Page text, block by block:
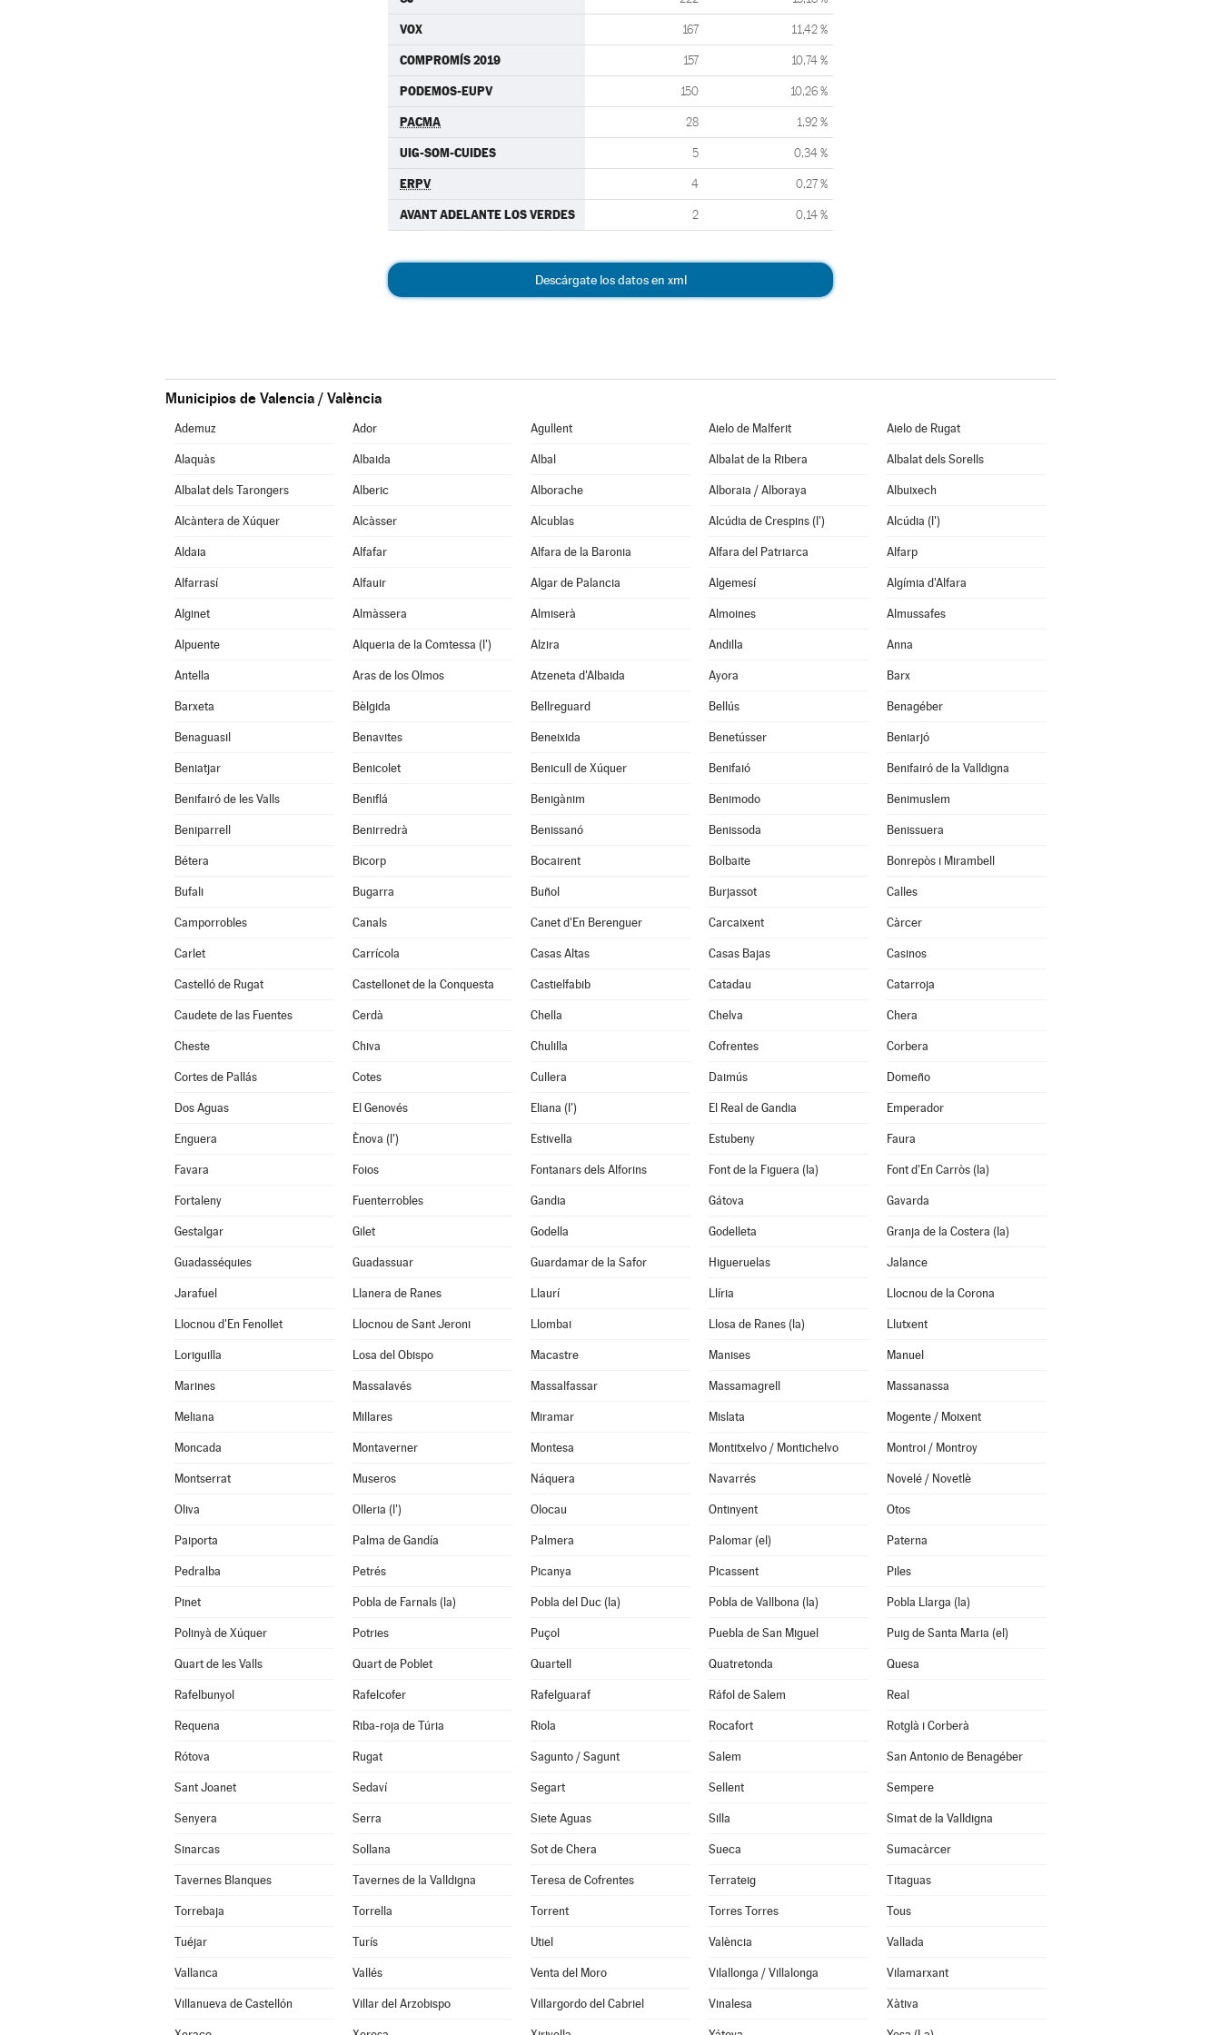
VOX 167 11,42 %
COMPROMÍS 2019 157 10,74 %
PODEMOS-EUPV 150 10,26 %
PACMA 28 1,92 %
UIG-SOM-CUIDES 5 0,34 %
ERPV 4 0,27 %
AVANT ADELANTE LOS VERDES 2 0,14 %
Descárgate los datos en xml
Municipios de Valencia / València
Ademuz Ador Agullent Aielo de Malferit Aielo de Rugat
Alaquàs Albaida Albal Albalat de la Ribera Albalat dels Sorells
Albalat dels Tarongers Alberic Alborache Alboraia / Alboraya Albuixech
Alcàntera de Xúquer Alcàsser Alcublas Alcúdia de Crespins (l') Alcúdia (l')
Aldaia Alfafar Alfara de la Baronia Alfara del Patriarca Alfarp
Alfarrasí Alfauir Algar de Palancia Algemesí Algímia d'Alfara
Alginet Almàssera Almiserà Almoines Almussafes
Alpuente Alqueria de la Comtessa (l') Alzira Andilla Anna
Antella Aras de los Olmos Atzeneta d'Albaida Ayora Barx
Barxeta Bèlgida Bellreguard Bellús Benagéber
Benaguasil Benavites Beneixida Benetússer Beniarjó
Beniatjar Benicolet Benicull de Xúquer Benifaió Benifairó de la Valldigna
Benifairó de les Valls Beniflá Benigànim Benimodo Benimuslem
Beniparrell Benirredrà Benissanó Benissoda Benissuera
Bétera Bicorp Bocairent Bolbaite Bonrepòs i Mirambell
Bufali Bugarra Buñol Burjassot Calles
Camporrobles Canals Canet d'En Berenguer Carcaixent Càrcer
Carlet Carrícola Casas Altas Casas Bajas Casinos
Castelló de Rugat Castellonet de la Conquesta Castielfabib Catadau Catarroja
Caudete de las Fuentes Cerdà Chella Chelva Chera
Cheste Chiva Chulilla Cofrentes Corbera
Cortes de Pallás Cotes Cullera Daimús Domeño
Dos Aguas El Genovés Eliana (l') El Real de Gandia Emperador
Enguera Ènova (l') Estivella Estubeny Faura
Favara Foios Fontanars dels Alforins Font de la Figuera (la) Font d'En Carròs (la)
Fortaleny Fuenterrobles Gandia Gátova Gavarda
Gestalgar Gilet Godella Godelleta Granja de la Costera (la)
Guadasséquies Guadassuar Guardamar de la Safor Higueruelas Jalance
Jarafuel Llanera de Ranes Llaurí Llíria Llocnou de la Corona
Llocnou d'En Fenollet Llocnou de Sant Jeroni Llombai Llosa de Ranes (la) Llutxent
Loriguilla Losa del Obispo Macastre Manises Manuel
Marines Massalavés Massalfassar Massamagrell Massanassa
Meliana Millares Miramar Mislata Mogente / Moixent
Moncada Montaverner Montesa Montitxelvo / Montichelvo Montroi / Montroy
Montserrat Museros Náquera Navarrés Novelé / Novetlè
Oliva Olleria (l') Olocau Ontinyent Otos
Paiporta Palma de Gandía Palmera Palomar (el) Paterna
Pedralba Petrés Picanya Picassent Piles
Pinet Pobla de Farnals (la) Pobla del Duc (la) Pobla de Vallbona (la) Pobla Llarga (la)
Polinyà de Xúquer Potries Puçol Puebla de San Miguel Puig de Santa Maria (el)
Quart de les Valls Quart de Poblet Quartell Quatretonda Quesa
Rafelbunyol Rafelcofer Rafelguaraf Ráfol de Salem Real
Requena Riba-roja de Túria Riola Rocafort Rotglà i Corberà
Rótova Rugat Sagunto / Sagunt Salem San Antonio de Benagéber
Sant Joanet Sedaví Segart Sellent Sempere
Senyera Serra Siete Aguas Silla Simat de la Valldigna
Sinarcas Sollana Sot de Chera Sueca Sumacàrcer
Tavernes Blanques Tavernes de la Valldigna Teresa de Cofrentes Terrateig Titaguas
Torrebaja Torrella Torrent Torres Torres Tous
Tuéjar Turís Utiel València Vallada
Vallanca Vallés Venta del Moro Vilallonga / Villalonga Vilamarxant
Villanueva de Castellón Villar del Arzobispo Villargordo del Cabriel Vinalesa Xàtiva